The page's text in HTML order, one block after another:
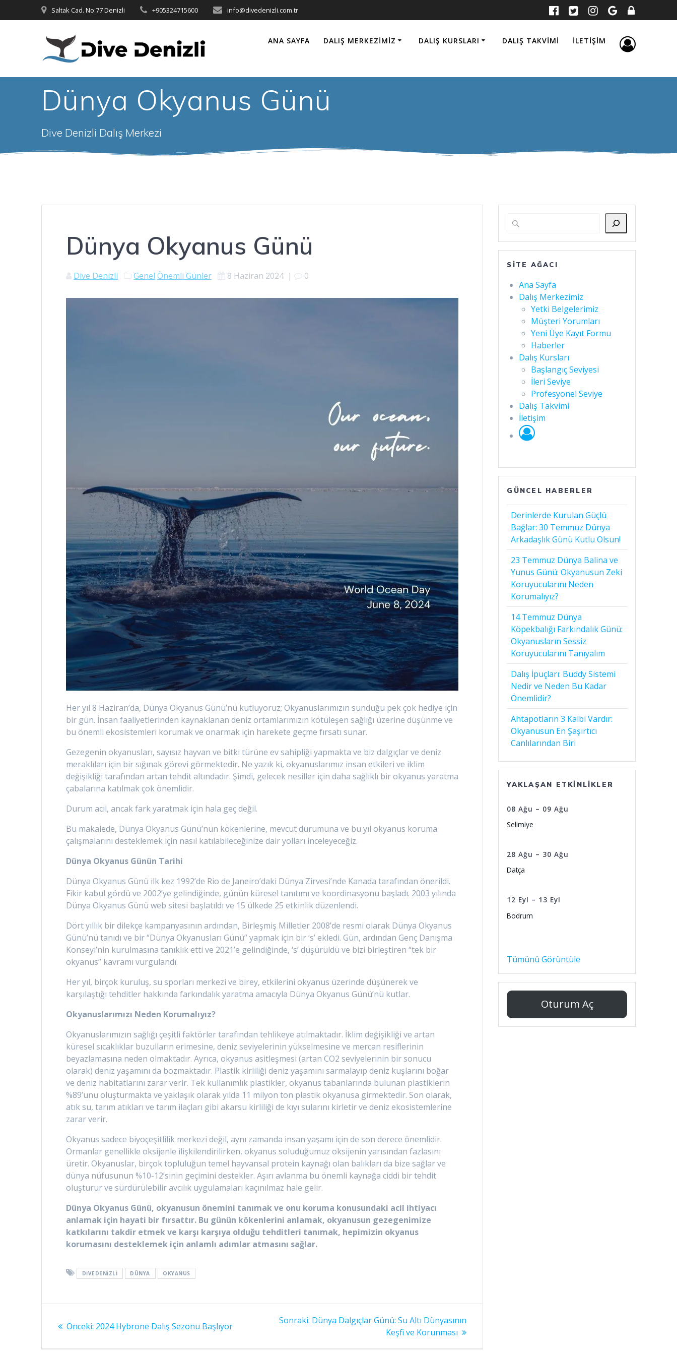
to
Saltak Cad. No:77 Denizli +905324715600 info@divedenizli.com.tr
ANA SAYFA DALIŞ MERKEZIMIZ DALIŞ KURSLARI DALIŞ TAKVIMI İLETIŞIM
Dünya Okyanus Günü
Dive Denizli Dalış Merkezi
Dünya Okyanus Günü
Dive Denizli Genel Önemli Günler 8 Haziran 2024| 0
Her yıl 8 Haziran’da, Dünya Okyanus Günü’nü kutluyoruz; Okyanuslarımızın sunduğu pek çok hediye için
bir gün. İnsan faaliyetlerinden kaynaklanan deniz ortamlarımızın kötüleşen sağlığı üzerine düşünme ve
bu önemli ekosistemleri korumak ve onarmak için harekete geçme fırsatı sunar.
Gezegenin okyanusları, sayısız hayvan ve bitki türüne ev sahipliği yapmakta ve biz dalgıçlar ve deniz
meraklıları için bir sığınak görevi görmektedir. Ne yazık ki, okyanuslarımız insan etkileri ve iklim
değişikliği tarafından artan tehdit altındadır. Şimdi, gelecek nesiller için daha sağlıklı bir okyanus yaratma
çabalarına katılmak çok önemlidir.
Durum acil, ancak fark yaratmak için hala geç değil.
Bu makalede, Dünya Okyanus Günü’nün kökenlerine, mevcut durumuna ve bu yıl okyanus koruma
çalışmalarını desteklemek için nasıl katılabileceğinize dair yolları inceleyeceğiz.
Dünya Okyanus Günün Tarihi
Dünya Okyanus Günü ilk kez 1992’de Rio de Janeiro’daki Dünya Zirvesi’nde Kanada tarafından önerildi.
Fikir kabul gördü ve 2002’ye gelindiğinde, günün küresel tanıtımı ve koordinasyonu başladı. 2003 yılında
Dünya Okyanus Günü web sitesi başlatıldı ve 15 ülkede 25 etkinlik düzenlendi.
Dört yıllık bir dilekçe kampanyasının ardından, Birleşmiş Milletler 2008’de resmi olarak Dünya Okyanus
Günü’nü tanıdı ve bir “Dünya Okyanusları Günü” yapmak için bir ‘s’ ekledi. Gün, ardından Genç Danışma
Konseyi’nin kurulmasına tanıklık etti ve 2021’e gelindiğinde, ‘s’ düşürüldü ve bizi birleştiren “tek bir
okyanus” kavramı vurgulandı.
Her yıl, birçok kuruluş, su sporları merkezi ve birey, etkilerini okyanus üzerinde düşünerek ve
karşılaştığı tehditler hakkında farkındalık yaratma amacıyla Dünya Okyanus Günü’nü kutlar.
Okyanuslarımızı Neden Korumalıyız?
Okyanuslarımızın sağlığı çeşitli faktörler tarafından tehlikeye atılmaktadır. İklim değişikliği ve artan
küresel sıcaklıklar buzulların erimesine, deniz seviyelerinin yükselmesine ve mercan resiflerinin
beyazlamasına neden olmaktadır. Ayrıca, okyanus asitleşmesi (artan CO2 seviyelerinin bir sonucu
olarak) deniz yaşamını da bozmaktadır. Plastik kirliliği deniz yaşamını sarmalayıp deniz kuşlarını boğar
ve deniz habitatlarını zarar verir. Tek kullanımlık plastikler, okyanus tabanlarında bulunan plastiklerin
%89’unu oluşturmakta ve yaklaşık olarak yılda 11 milyon ton plastik okyanusa girmektedir. Son olarak,
atık su, tarım atıkları ve tarım ilaçları gibi akarsu kirliliği de kıyı sularını kirletir ve deniz ekosistemlerine
zarar verir.
Okyanus sadece biyoçeşitlilik merkezi değil, aynı zamanda insan yaşamı için de son derece önemlidir.
Ormanlar genellikle oksijenle ilişkilendirilirken, okyanus soluduğumuz oksijenin yarısından fazlasını
üretir. Okyanuslar, birçok topluluğun temel hayvansal protein kaynağı olan balıkları da bize sağlar ve
dünya nüfusunun %10-12’sinin geçimini destekler. Aşırı avlanma bu önemli kaynağa ciddi bir tehdit
oluşturur ve sürdürülebilir avcılık uygulamaları kaçınılmaz hale gelir.
Dünya Okyanus Günü, okyanusun önemini tanımak ve onu koruma konusundaki acil ihtiyacı
anlamak için hayati bir fırsattır. Bu günün kökenlerini anlamak, okyanusun gezegenimize
katkılarını takdir etmek ve karşı karşıya olduğu tehditleri tanımak, hepimizin okyanus
korumasını desteklemek için anlamlı adımlar atmasını sağlar.
DIVEDENIZLI DÜNYA OKYANUS
Yazı
gezinmesi
Önceki: Önceki
2024 Hybrone Dalış Sezonu Başlıyor
Sonraki: Sonraki
Dünya Dalgıçlar Günü: Su Altı Dünyasının
Keşfi ve Korunması
SITE AĞACI
Ana Sayfa
Dalış Merkezimiz
Yetki Belgelerimiz
Müşteri Yorumları
Yeni Üye Kayıt Formu
Haberler
Dalış Kursları
Başlangıç Seviyesi
İleri Seviye
Profesyonel Seviye
Dalış Takvimi
İletişim
GÜNCEL HABERLER
Derinlerde Kurulan Güçlü
Bağlar: 30 Temmuz Dünya
Arkadaşlık Günü Kutlu Olsun!
23 Temmuz Dünya Balina ve
Yunus Günü: Okyanusun Zeki
Koruyucularını Neden
Korumalıyız?
14 Temmuz Dünya
Köpekbalığı Farkındalık Günü:
Okyanusların Sessiz
Koruyucularını Tanıyalım
Dalış İpuçları: Buddy Sistemi
Nedir ve Neden Bu Kadar
Önemlidir?
Ahtapotların 3 Kalbi Vardır:
Okyanusun En Şaşırtıcı
Canlılarından Biri
YAKLAŞAN ETKINLIKLER
08 Ağu – 09 Ağu
Selimiye
28 Ağu – 30 Ağu
Datça
12 Eyl – 13 Eyl
Bodrum
Tümünü Görüntüle
Oturum Aç